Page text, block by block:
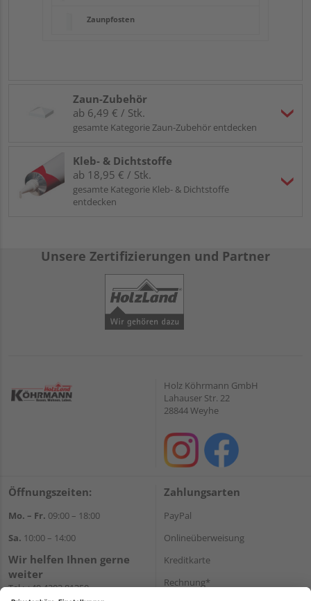
Zaunpfosten
Zaun-Zubehör
ab 6,49 € / Stk.
gesamte Kategorie Zaun-Zubehör entdecken
Kleb- & Dichtstoffe
ab 18,95 € / Stk.
gesamte Kategorie Kleb- & Dichtstoffe
entdecken
Unsere Zertifizierungen und Partner
Holz Köhrmann GmbH
Lahauser Str. 22
28844 Weyhe
Öffnungszeiten:
Mo. – Fr. 09:00 – 18:00
Sa. 10:00 – 14:00
Wir helfen Ihnen gerne
weiter
Tel.:+49 4203 81350
Zahlungsarten
PayPal
Onlineüberweisung
Kreditkarte
Rechnung*